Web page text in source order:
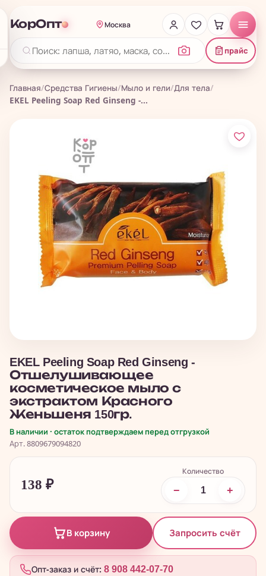
КорОпт Москва
прайс
Главная/Средства Гигиены/Мыло и гели/Для тела/
EKEL Peeling Soap Red Ginseng -...
EKEL Peeling Soap Red Ginseng -
Отшелушивающее
косметическое мыло с
экстрактом Красного
Женьшеня 150гр.
В наличии · остаток подтверждаем перед отгрузкой
Арт. 8809679094820
138 ₽
Количество
− +
В корзину Запросить счёт
Опт-заказ и счёт: 8 908 442-07-70